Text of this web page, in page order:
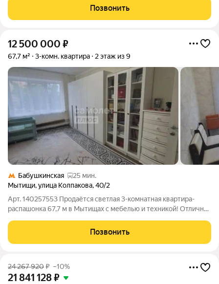
Просторная спальня, в которой можно разместить большую
кровать. - Увеличенное
Позвонить
12 500 000 ₽
67,7 м² 3-комн. квартира 2 этаж из 9
Бабушкинская
25 мин.
Мытищи,улица Колпакова,40/2
Арт. 140257553 Продаётся светлая 3-комнатная квартира-
распашонка 67,7 м в Мытищах с мебелью и техникой! Отличная
корп. 2. Квартира расположена на комфортном 2-м этаже 9-
этажного дома. Рядом с
Позвонить
24 267 920₽ –10%
21 841 128₽